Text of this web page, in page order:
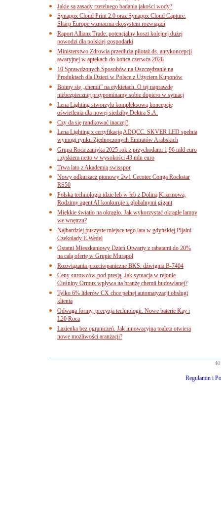
Jakie są zasady rzetelnego badania jakości wody?
Synappx Cloud Print 2.0 oraz Synappx Cloud Capture.
Sharp Europe wzmacnia ekosystem rozwiązań
Raport Allianz Trade: potencjalny koszt kolejnej dużej
powodzi dla polskiej gospodarki
Ministerstwo Zdrowia przedłuża pilotaż ds. antykoncepcji
awaryjnej w aptekach do końca czerwca 2028
10 Sprawdzonych Sposobów na Oszczędzanie na
Produktach dla Dzieci w Polsce z Użyciem Kuponów
Boimy się „chemii” na etykietach. O tej naprawdę
niebezpiecznej przypominamy sobie dopiero w sytuacj
Lena Lighting stworzyła kompleksową koncepcję
oświetlenia dla nowej siedziby Dektra S.A.
Czy da się randkować inaczej?
Lena Lighting z certyfikacją ADQCC. SKVER LED spełnia
wymogi rynku Zjednoczonych Emiratów Arabskich
Grupa Roca zamyka 2025 rok z przychodami 1,96 mld euro
i zyskiem netto w wysokości 43 mln euro
Trwa lato z Akademią swisspor
Nowy odkurzacz pionowy 2w1 Cecotec Conga Rockstar
RS50
Polska technologia idzie łeb w łeb z Doliną Krzemową.
Rodzimy agent AI konkuruje z globalnymi gigant
Miękkie światło na okrągło. Jak wykorzystać okrągłe lampy
we wnętrzu?
Najbardziej puszyste miejsce tego lata w gdyńskiej Pijalni
Czekolady E.Wedel
Ostatni Mieszkaniowy Dzień Otwarty z rabatami do 20%
na całą ofertę w Grupie Murapol
Rozwiązania przeciwpaniczne BKS: dźwignia B-7404
Ceny surowców pod presją. Jak sytuacja w rejonie
Cieśniny Ormuz wpływa na branżę chemii budowlanej?
Tylko 6% liderów CX chce pełnej automatyzacji obsługi
klienta
Odwaga formy, precyzja technologii. Nowe baterie Kay i
L20 Roca
Łazienka bez ograniczeń. Jak innowacyjna toaleta otwiera
nowe możliwości aranżacji?
©
Regulamin i